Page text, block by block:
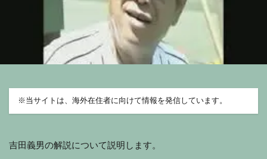
※ 当サイトは、海外在住者に向けて情報を発信しています。
吉田義男の解説について説明します。